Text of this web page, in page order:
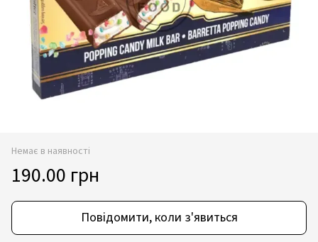
Немає в наявності
190.00 грн
Повідомити, коли з'явиться